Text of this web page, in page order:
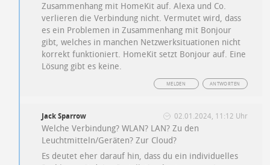
Zusammenhang mit HomeKit auf. Alexa und Co.
verlieren die Verbindung nicht. Vermutet wird, dass
es ein Problemen in Zusammenhang mit Bonjour
gibt, welches in manchen Netzwerksituationen nicht
korrekt funktioniert. HomeKit setzt Bonjour auf. Eine
Lösung gibt es keine.
ANTWORTEN
MELDEN
Jack Sparrow 02.01.2024, 11:12 Uhr
Welche Verbindung? WLAN? LAN? Zu den
Leuchtmitteln/Geräten? Zur Cloud?
Es deutet eher darauf hin, dass du ein individuelles